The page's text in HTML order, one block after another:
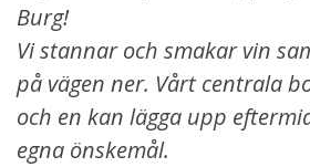
Burg!
Vi stannar och smakar vin
på vägen ner. Vårt centrala
och en kan lägga upp
egna önskemål.